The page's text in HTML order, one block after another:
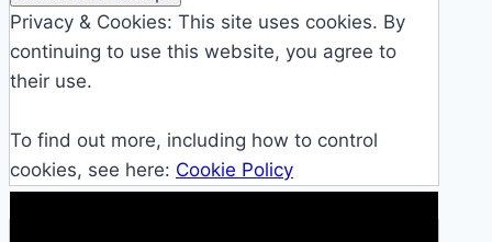
Privacy & Cookies: This site uses cookies. By
continuing to use this website, you agree to
their use.
To find out more, including how to control
cookies, see here: Cookie Policy